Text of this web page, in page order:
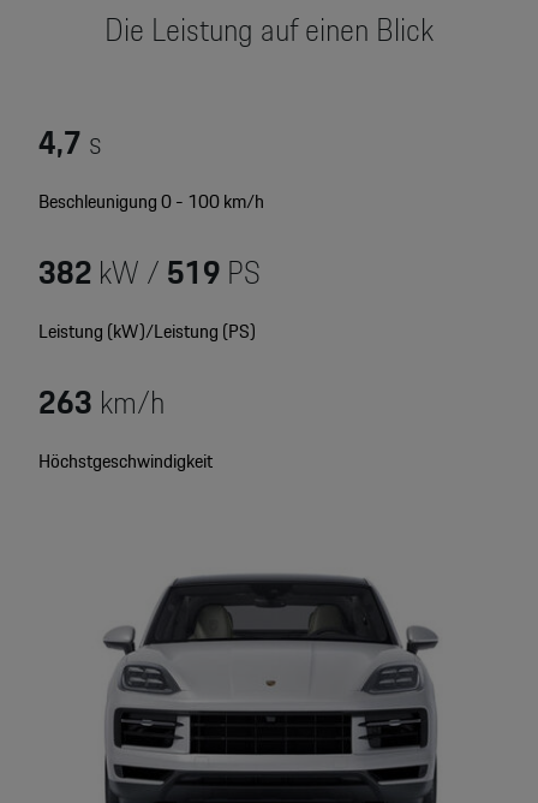
Motorsport & Events
Wir über uns
Newsletter abonnieren
Porsche Gebrauchtwagen
Konfigurator
Car Configurator
Porsche Timepieces
Die Leistung auf einen Blick
4,7s
Beschleunigung 0 - 100 km/h
382kW /519PS
Leistung (kW)/Leistung (PS)
263 km/h
Höchstgeschwindigkeit